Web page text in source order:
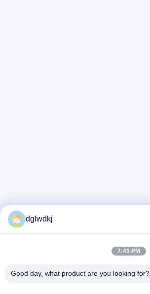
dglwdkj
7:41 PM
Good day, what product are you looking for?